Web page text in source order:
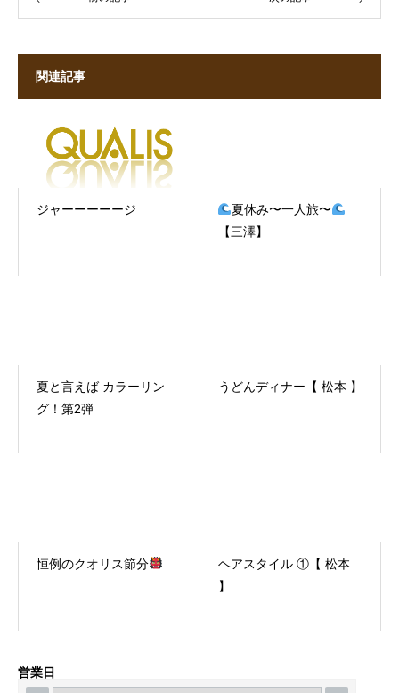
関連記事
ジャーーーーージ
夏休み〜一人旅〜
【三澤】
夏と言えば カラーリン
グ！第2弾
うどんディナー【 松本 】
恒例のクオリス節分
ヘアスタイル ①【 松本
】
営業日